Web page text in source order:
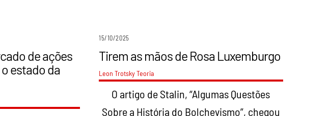
de ações
estado da
15/10/2025
Tirem as mãos de Rosa Luxemburgo
Leon TrotskyTeoria
O artigo de Stalin, “Algumas Questões
Sobre a História do Bolchevismo”, chegou